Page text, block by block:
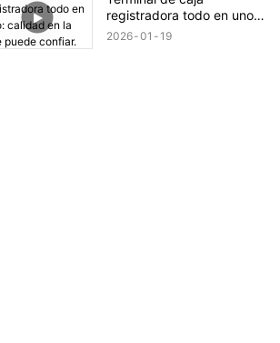
registradora todo en uno:
calidad en la que puede
2026 01 19